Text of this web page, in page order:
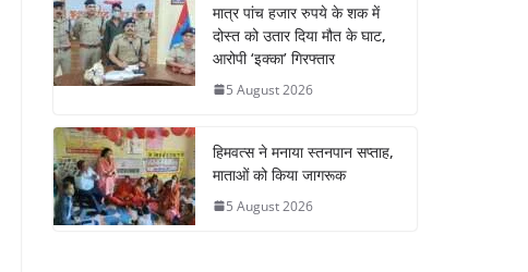
मात्र पांच हजार रुपये के शक में
दोस्त को उतार दिया मौत के घाट,
आरोपी ‘इक्का’ गिरफ्तार
5 August 2026
हिमवत्स ने मनाया स्तनपान सप्ताह,
माताओं को किया जागरूक
5 August 2026